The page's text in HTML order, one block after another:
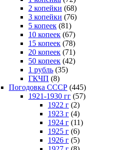
2 копейки (68)
3 копейки (76)
5 копеек (81)
10 копеек (67)
15 копеек (78)
20 копеек (71)
50 копеек (42)
1 рубль (35)
ГКЧП (8)
Погодовка СССР (445)
1921-1930 гг (57)
1922 г (2)
1923 г (4)
1924 г (11)
1925 г (6)
1926 г (5)